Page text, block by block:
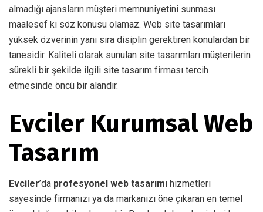
almadığı ajansların müşteri memnuniyetini sunması
maalesef ki söz konusu olamaz. Web site tasarımları
yüksek özverinin yanı sıra disiplin gerektiren konulardan bir
tanesidir. Kaliteli olarak sunulan site tasarımları müşterilerin
sürekli bir şekilde ilgili site tasarım firması tercih
etmesinde öncü bir alandır.
Evciler Kurumsal Web
Tasarım
Evciler’da profesyonel web tasarımı hizmetleri
sayesinde firmanızı ya da markanızı öne çıkaran en temel